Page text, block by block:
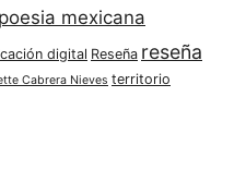
poesia mexicana
digital Reseña reseña
Cabrera Nieves territorio